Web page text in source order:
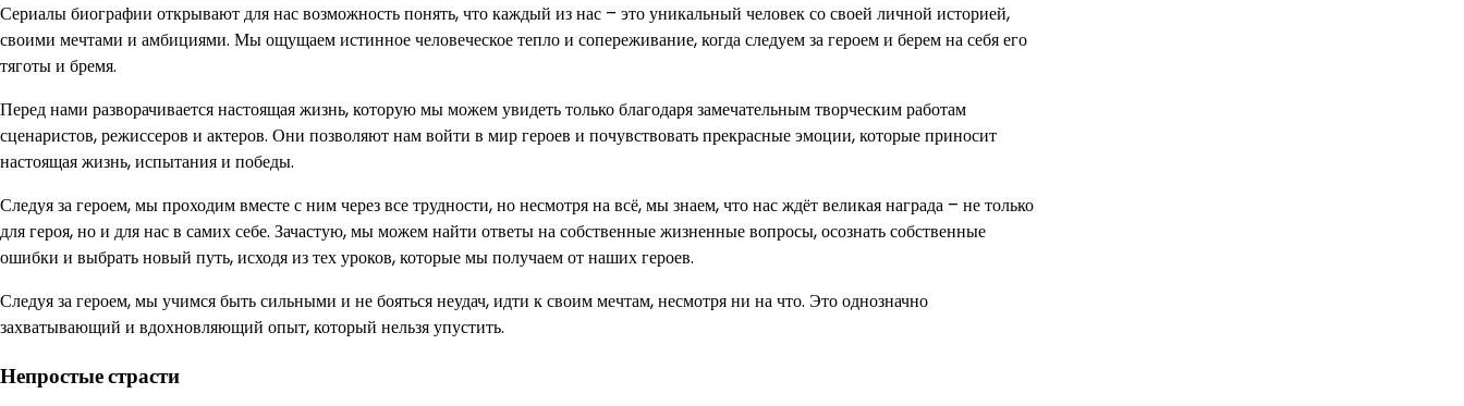
Сериалы биографии открывают для нас возможность понять, что каждый из нас – это уникальный человек со своей личной историей,
своими мечтами и амбициями. Мы ощущаем истинное человеческое тепло и сопереживание, когда следуем за героем и берем на себя его
тяготы и бремя.
Перед нами разворачивается настоящая жизнь, которую мы можем увидеть только благодаря замечательным творческим работам
сценаристов, режиссеров и актеров. Они позволяют нам войти в мир героев и почувствовать прекрасные эмоции, которые приносит
настоящая жизнь, испытания и победы.
Следуя за героем, мы проходим вместе с ним через все трудности, но несмотря на всё, мы знаем, что нас ждёт великая награда – не только
для героя, но и для нас в самих себе. Зачастую, мы можем найти ответы на собственные жизненные вопросы, осознать собственные
ошибки и выбрать новый путь, исходя из тех уроков, которые мы получаем от наших героев.
Следуя за героем, мы учимся быть сильными и не бояться неудач, идти к своим мечтам, несмотря ни на что. Это однозначно
захватывающий и вдохновляющий опыт, который нельзя упустить.
Непростые страсти